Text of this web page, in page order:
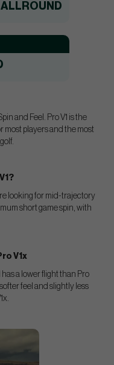
ALLROUND
and Feel. Pro V1 is the
most players and the most
looking for mid-trajectory
short game spin, with
V1x
has a lower flight than Pro
feel and slightly less